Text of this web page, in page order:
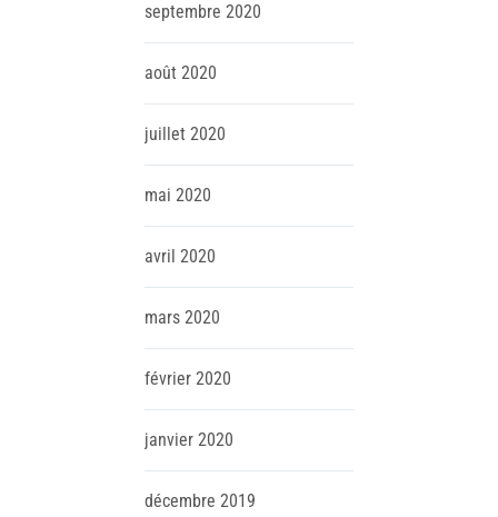
septembre 2020
août 2020
juillet 2020
mai 2020
avril 2020
mars 2020
février 2020
janvier 2020
décembre 2019